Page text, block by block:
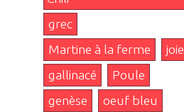
grec
Martine à la ferme
joie
gallinacé
Poule
genèse
oeuf bleu